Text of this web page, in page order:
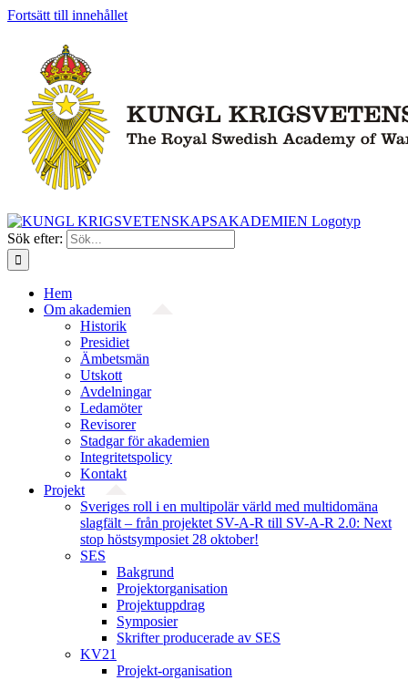
Fortsätt till innehållet
Sök efter:
Hem
Om akademien
Historik
Presidiet
Ämbetsmän
Utskott
Avdelningar
Ledamöter
Revisorer
Stadgar för akademien
Integritetspolicy
Kontakt
Projekt
Sveriges roll i en multipolär värld med multidomäna
slagfält – från projektet SV-A-R till SV-A-R 2.0: Next
stop höstsymposiet 28 oktober!
SES
Bakgrund
Projekt­organisation
Projektuppdrag
Symposier
Skrifter producerade av SES
KV21
Projekt-organisation